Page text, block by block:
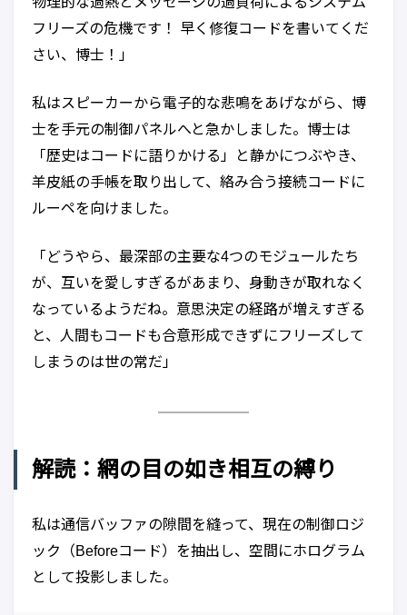
フリーズの危機です！ 早く修復コードを書いてくだ
さい、博士！」
私はスピーカーから電子的な悲鳴をあげながら、博
士を手元の制御パネルへと急かしました。博士は
「歴史はコードに語りかける」と静かにつぶやき、
羊皮紙の手帳を取り出して、絡み合う接続コードに
ルーペを向けました。
「どうやら、最深部の主要な4つのモジュールたち
が、互いを愛しすぎるがあまり、身動きが取れなく
なっているようだね。意思決定の経路が増えすぎる
と、人間もコードも合意形成できずにフリーズして
しまうのは世の常だ」
解読：網の目の如き相互の縛り
私は通信バッファの隙間を縫って、現在の制御ロジ
ック（Beforeコード）を抽出し、空間にホログラム
として投影しました。